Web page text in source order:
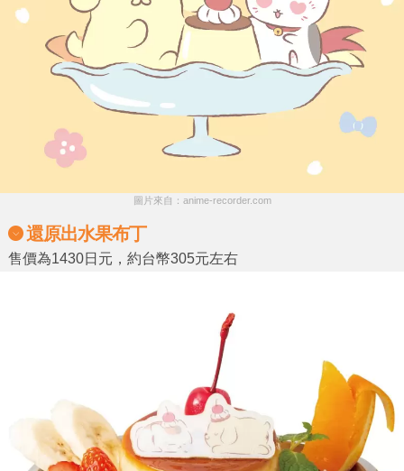
圖片來自：anime-recorder.com
還原出水果布丁
售價為1430日元，約台幣305元左右